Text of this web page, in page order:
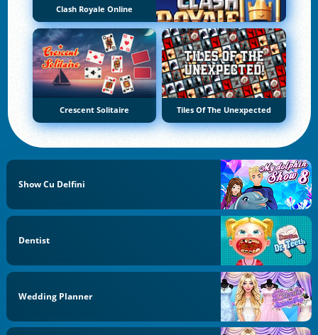
Clash Royale Online
Crescent Solitaire Tiles Of The Unexpected
Show Cu Delfini
Dentist
Wedding Planner